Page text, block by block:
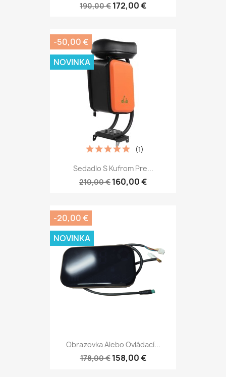
190,00 € 172,00 €
Sedadlo S Kufrom Pre...
210,00 € 160,00 €
(1)
-50,00 €
NOVINKA
Obrazovka Alebo Ovládací...
178,00 € 158,00 €
-20,00 €
NOVINKA